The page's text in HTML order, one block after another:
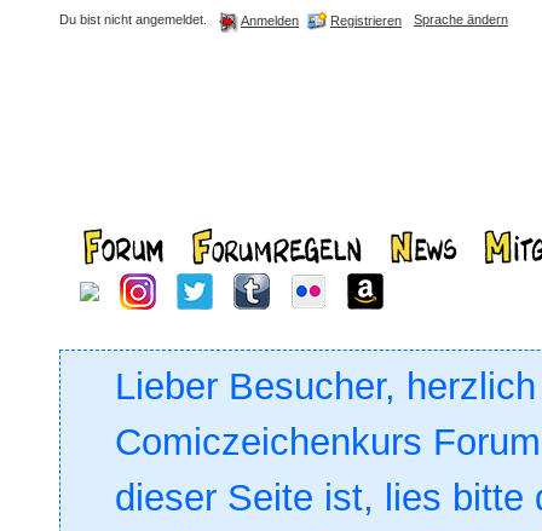
Du bist nicht angemeldet. Anmelden Registrieren Sprache ändern
Lieber Besucher,
Comiczeichenkurs
dieser Seite ist, lies bitte